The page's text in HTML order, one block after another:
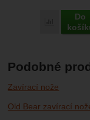
Porovnat
Do
Podobné
Zavírací nože
Old Bear zavírací